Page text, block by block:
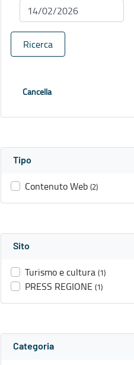
Ricerca
Cancella
Tipo
Contenuto Web (2)
Sito
Turismo e cultura (1)
PRESS REGIONE (1)
Categoria